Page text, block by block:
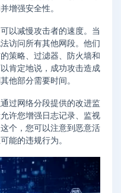
增强安全性。
以减慢攻击者的速度。当
访问所有其他网段。他们
策略、过滤器、防火墙和
肯定地说，成功攻击造成
他部分需要时间。
过网络分段提供的改进监
许您增强日志记录、监视
个，您可以注意到恶意活
能的违规行为。